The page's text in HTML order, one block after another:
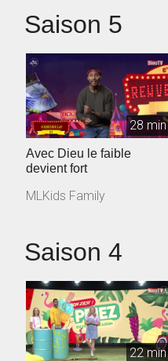
Saison 5
28 min
Avec Dieu le faible
devient fort
MLKids Family
Saison 4
22 min